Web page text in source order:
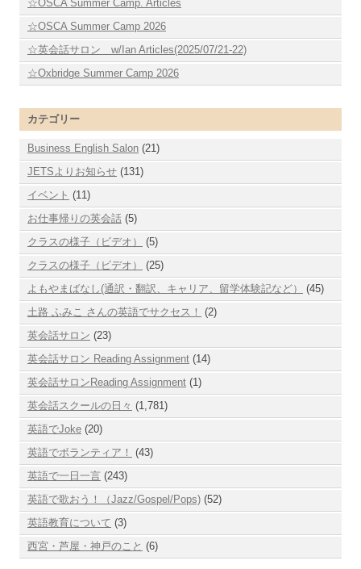
☆OSCA Summer Camp. Articles
☆OSCA Summer Camp 2026
☆英会話サロン w/Ian Articles(2025/07/21-22)
☆Oxbridge Summer Camp 2026
カテゴリー
Business English Salon (21)
JETSよりお知らせ (131)
イベント (11)
お仕事帰りの英会話 (5)
クラスの様子（ビデオ）
(5)
クラスの様子（ビデオ）
(25)
よもやまばなし(通訳・翻訳、キャリア、留学体験記など）
(45)
土路 ふみこ さんの英語でサクセス！
(2)
英会話サロン (23)
英会話サロン Reading Assignment (14)
英会話サロンReading Assignment (1)
英会話スクールの日々 (1,781)
英語でJoke (20)
英語でボランティア！
(43)
英語で一日一言 (243)
英語で歌おう！（Jazz/Gospel/Pops) (52)
英語教育について (3)
西宮・芦屋・神戸のこと (6)